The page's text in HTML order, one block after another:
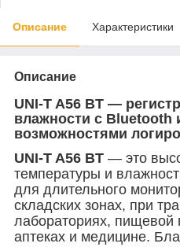
Описание Характеристики
Описание
UNI-T A56 BT —
влажности с
возможностями
UNI-T A56 BT — это
температуры и
для длительного
складских зонах, при
лабораториях,
аптеках и медицине.